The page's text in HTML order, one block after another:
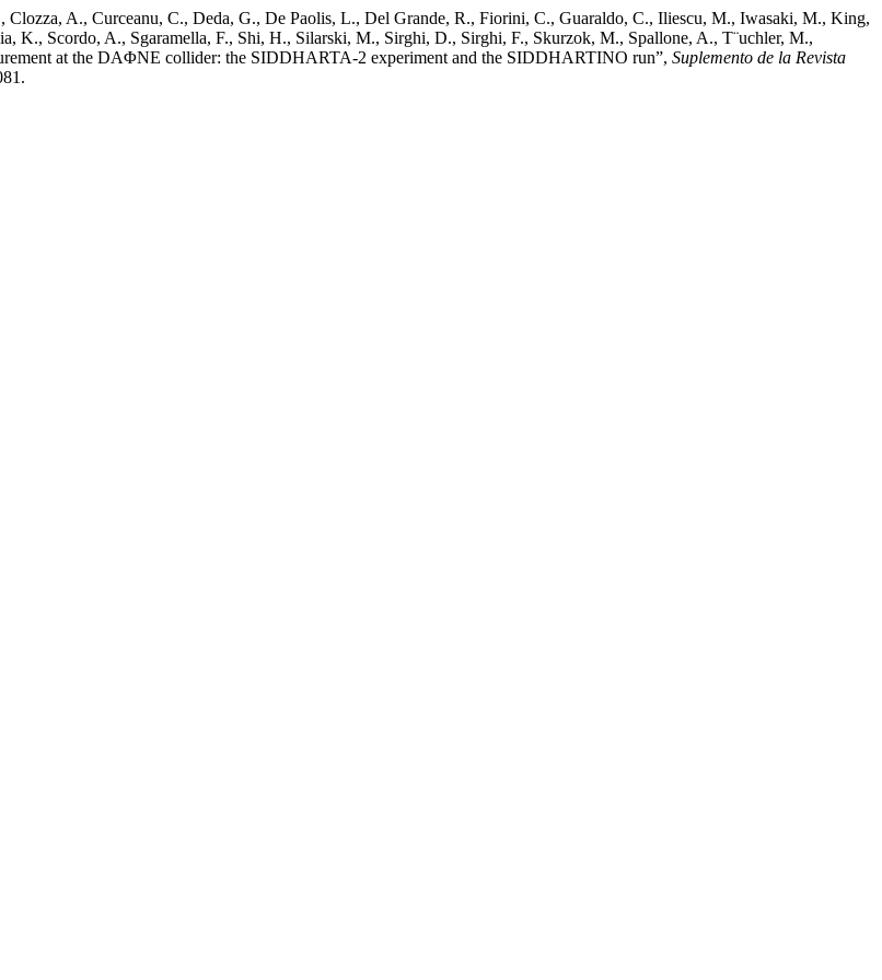
A., Curceanu, C., Deda, G., De Paolis, L., Del Grande, R., Fiorini, C., Guaraldo, C., Iliescu, M., Iwasaki, M., King,
K., Scordo, A., Sgaramella, F., Shi, H., Silarski, M., Sirghi, D., Sirghi, F., Skurzok, M., Spallone, A., T¨uchler, M.,
at the DAΦNE collider: the SIDDHARTA-2 experiment and the SIDDHARTINO run”, Suplemento de la Revista